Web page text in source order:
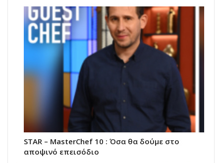
STAR – MasterChef 10 : Όσα θα δούμε στο
αποψινό επεισόδιο